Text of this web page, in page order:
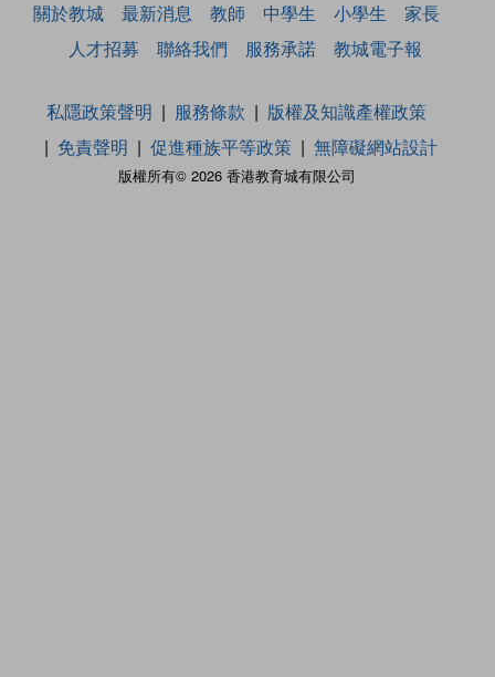
關於教城 最新消息 教師 中學生 小學生
家長
人才招募
聯絡我們 服務承諾 教城電子報
版權所有© 2026 香港教育城有限公司
私隱政策聲明 服務條款
版權及知識產權政策
免責聲明
促進種族平等政策 無障礙網站設計